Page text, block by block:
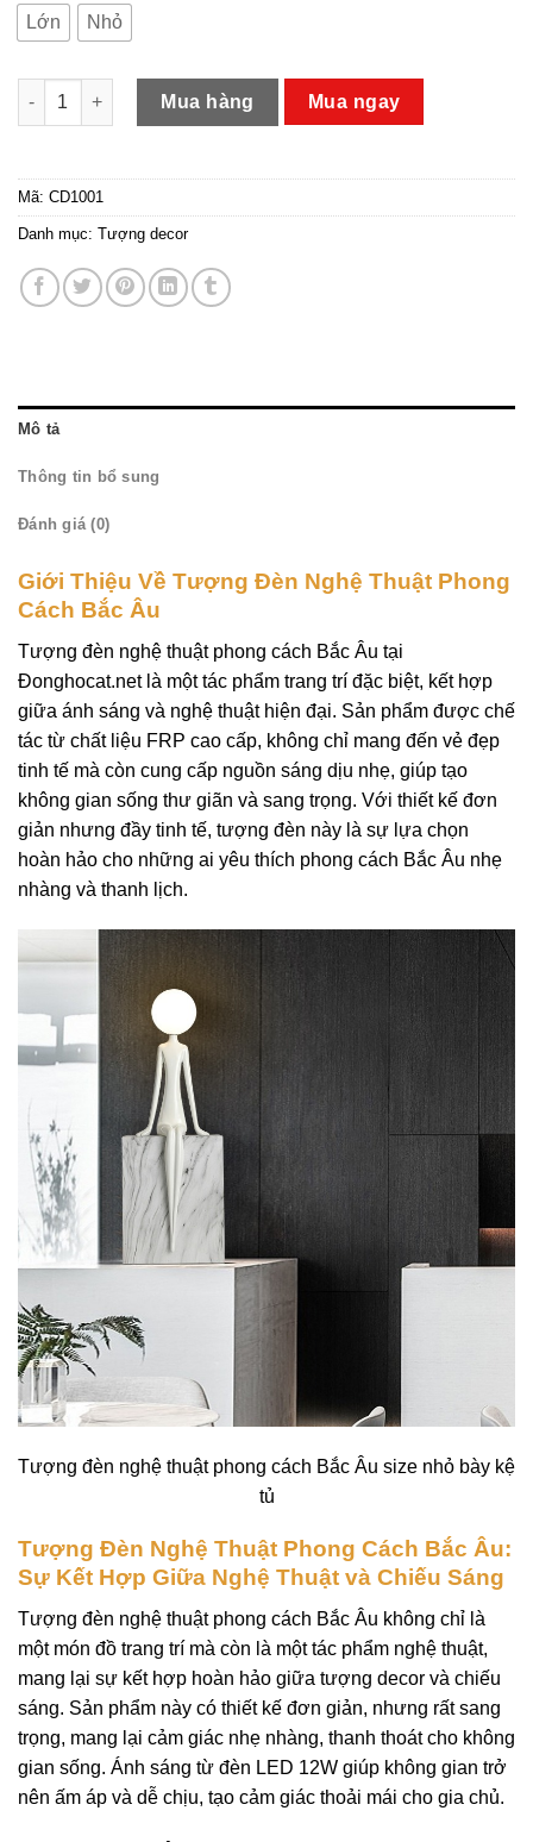
Lớn Nhỏ
Tượng Đèn Nghệ Thuật Phong Cách Bắc Âu CD1001 số lượng
Mua hàng Mua ngay
Mã: CD1001
Danh mục: Tượng decor
Mô tả
Thông tin bổ sung
Đánh giá (0)
Giới Thiệu Về Tượng Đèn Nghệ Thuật Phong
Cách Bắc Âu
Tượng đèn nghệ thuật phong cách Bắc Âu tại
Đonghocat.net là một tác phẩm trang trí đặc biệt, kết hợp
giữa ánh sáng và nghệ thuật hiện đại. Sản phẩm được chế
tác từ chất liệu FRP cao cấp, không chỉ mang đến vẻ đẹp
tinh tế mà còn cung cấp nguồn sáng dịu nhẹ, giúp tạo
không gian sống thư giãn và sang trọng. Với thiết kế đơn
giản nhưng đầy tinh tế, tượng đèn này là sự lựa chọn
hoàn hảo cho những ai yêu thích phong cách Bắc Âu nhẹ
nhàng và thanh lịch.
Tượng đèn nghệ thuật phong cách Bắc Âu size nhỏ bày kệ
tủ
Tượng Đèn Nghệ Thuật Phong Cách Bắc Âu:
Sự Kết Hợp Giữa Nghệ Thuật và Chiếu Sáng
Tượng đèn nghệ thuật phong cách Bắc Âu không chỉ là
một món đồ trang trí mà còn là một tác phẩm nghệ thuật,
mang lại sự kết hợp hoàn hảo giữa tượng decor và chiếu
sáng. Sản phẩm này có thiết kế đơn giản, nhưng rất sang
trọng, mang lại cảm giác nhẹ nhàng, thanh thoát cho không
gian sống. Ánh sáng từ đèn LED 12W giúp không gian trở
nên ấm áp và dễ chịu, tạo cảm giác thoải mái cho gia chủ.